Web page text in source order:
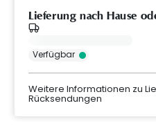
Lieferung nach Hause
Verfügbar
Weitere Informationen zu
Rücksendungen